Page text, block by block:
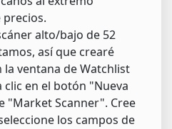
alto/bajo de 52
así que crearé
ventana de Watchlist
clic en el botón "Nueva
"Market Scanner". Cree
los campos de